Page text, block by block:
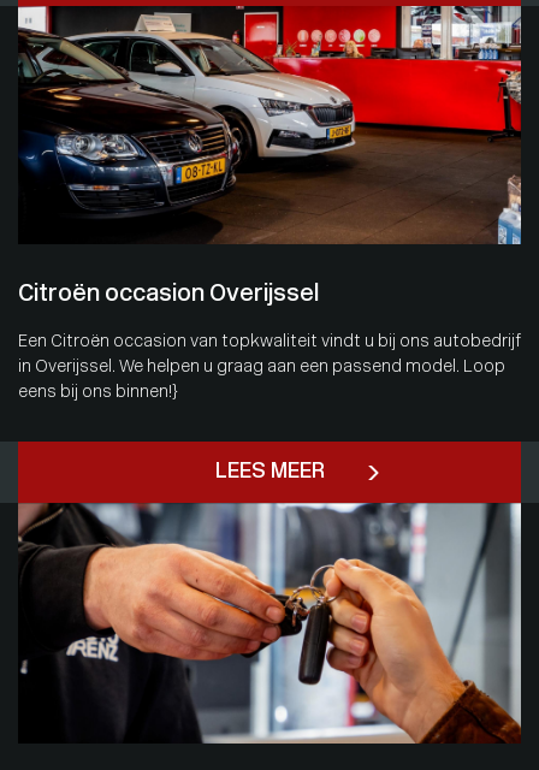
Citroën occasion Overijssel
Een Citroën occasion van topkwaliteit vindt u bij ons autobedrijf
in Overijssel. We helpen u graag aan een passend model. Loop
eens bij ons binnen!}
LEES MEER